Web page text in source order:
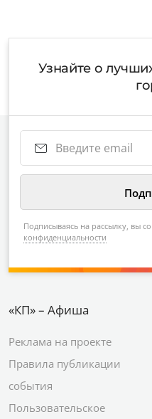
Узнайте о
Подписываясь на рассылку, вы
конфиденциальности
«КП» – Афиша
Реклама на проекте
Правила публикации
события
Пользовательское